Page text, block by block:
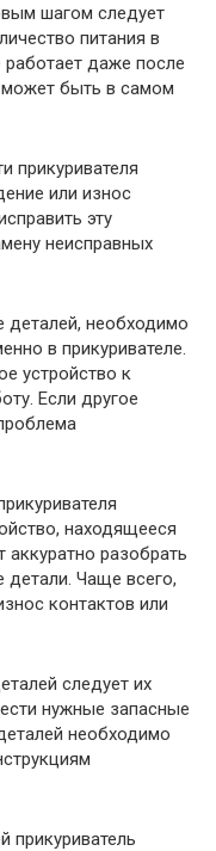
шагом следует
питания в
работает даже после
может быть в самом
прикуривателя
или износ
эту
неисправных
деталей, необходимо
в прикуривателе.
устройство к
Если другое
находящееся
аккуратно разобрать
детали. Чаще всего,
контактов или
следует их
нужные запасные
необходимо
прикуриватель